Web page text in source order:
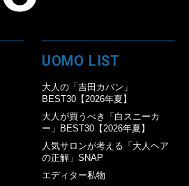
UOMO LIST
大人の「吉田カバン」
BEST30【2026年夏】
大人が買うべき「白スニーカ
ー」BEST30【2026年夏】
人気サロンが考える「大人ヘア
の正解」SNAP
エディター私物